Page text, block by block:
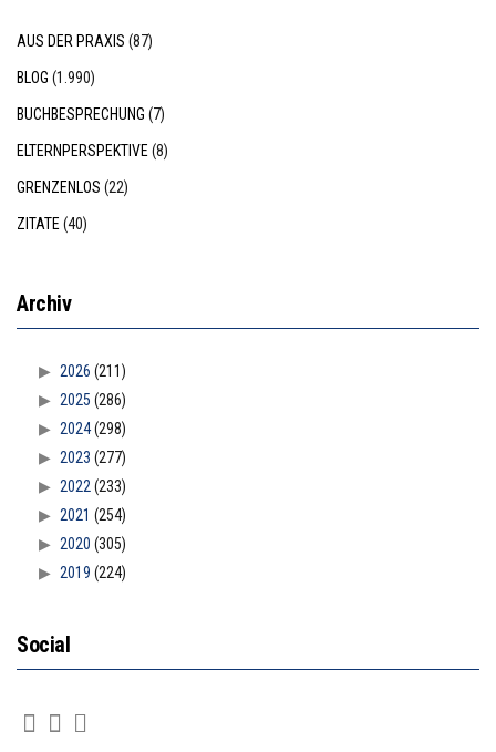
AUS DER PRAXIS (87)
BLOG (1.990)
BUCHBESPRECHUNG (7)
ELTERNPERSPEKTIVE (8)
GRENZENLOS (22)
ZITATE (40)
Archiv
2026 (211)
2025 (286)
2024(298)
2023 (277)
2022 (233)
2021 (254)
2020 (305)
2019 (224)
Social